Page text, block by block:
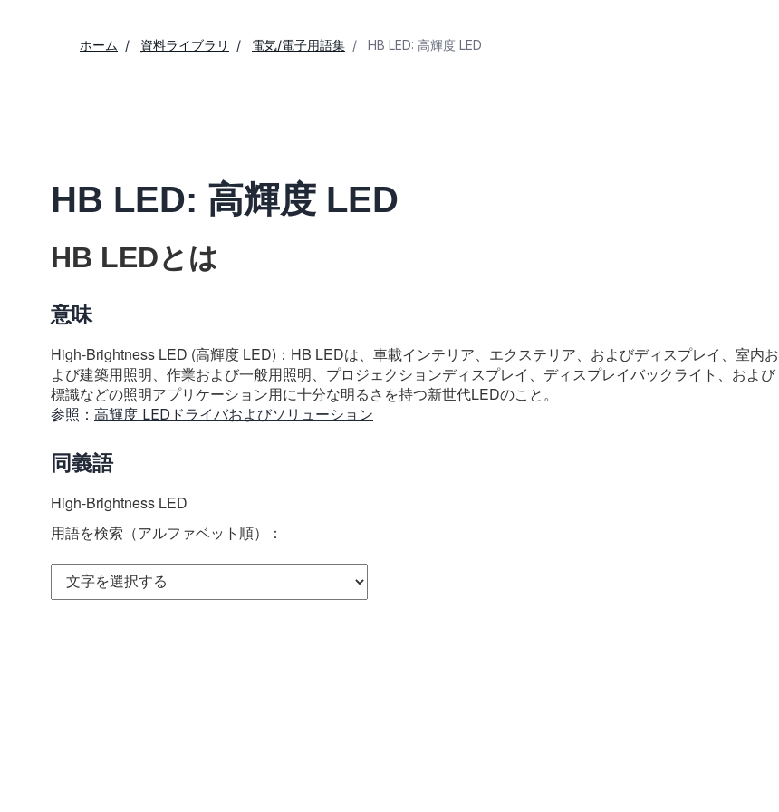
ホーム 資料ライブラリ 電気/電子用語集 HB LED: 高輝度 LED
HB LED: 高輝度 LED
HB LEDとは
意味
High-Brightness LED (高輝度 LED)：HB LEDは、車載インテリア、エクステリア、およびディスプレイ、室内お
よび建築用照明、作業および一般用照明、プロジェクションディスプレイ、ディスプレイバックライト、および
標識などの照明アプリケーション用に十分な明るさを持つ新世代LEDのこと。
参照： 高輝度 LEDドライバおよびソリューション
同義語
High-Brightness LED
用語を検索（アルファベット順）：